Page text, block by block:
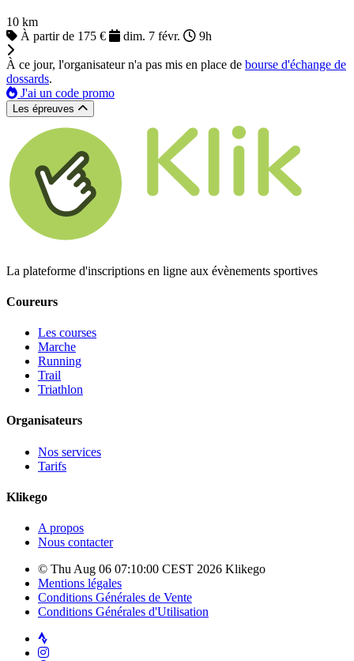
10 km
À partir de 175 €
dim. 7 févr. 9h
À ce jour, l'organisateur n'a pas mis en place de bourse d'échange de
dossards.
J'ai un code promo
Les épreuves
La plateforme d'inscriptions en ligne aux évènements sportives
Coureurs
Les courses
Marche
Running
Trail
Triathlon
Organisateurs
Nos services
Tarifs
Klikego
A propos
Nous contacter
© Thu Aug 06 07:10:00 CEST 2026 Klikego
Mentions légales
Conditions Générales de Vente
Conditions Générales d'Utilisation
Strava
Instagram